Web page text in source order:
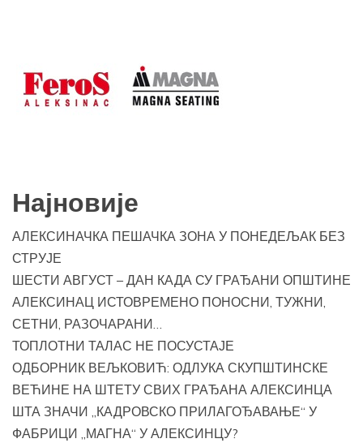
Најновије
АЛЕКСИНАЧКА ПЕШАЧКА ЗОНА У ПОНЕДЕЉАК БЕЗ
СТРУЈЕ
ШЕСТИ АВГУСТ – ДАН КАДА СУ ГРАЂАНИ ОПШТИНЕ
АЛЕКСИНАЦ ИСТОВРЕМЕНО ПОНОСНИ, ТУЖНИ,
СЕТНИ, РАЗОЧАРАНИ…
ТОПЛОТНИ ТАЛАС НЕ ПОСУСТАЈЕ
ОДБОРНИК ВЕЉКОВИЋ: ОДЛУКА СКУПШТИНСКЕ
ВЕЋИНЕ НА ШТЕТУ СВИХ ГРАЂАНА АЛЕКСИНЦА
ШТА ЗНАЧИ „КАДРОВСКО ПРИЛАГОЂАВАЊЕ“ У
ФАБРИЦИ „МАГНА“ У АЛЕКСИНЦУ?